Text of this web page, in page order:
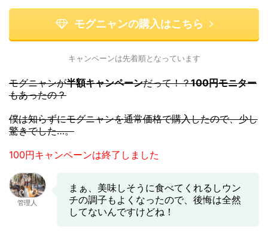
モグニャンの購入はこちら
キャンペーンは先着順となっています
モグニャンが半額キャンペーンだって！？100円モニター
もあったの？
僕は知らずにモグニャンを通常価格で購入したので、少し
驚きでした…。
100円キャンペーンは終了しました
管理人
まぁ、美味しそうに食べてくれるしウン
チの調子もよくなったので、後悔は全然
してないんですけどね！